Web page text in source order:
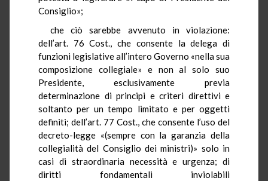
Consiglio»;
che ciò sarebbe avvenuto in violazione:
dell’art. 76 Cost., che consente la delega di
funzioni legislative all’intero Governo «nella sua
composizione collegiale» e non al solo suo
Presidente, esclusivamente previa
determinazione di principi e criteri direttivi e
soltanto per un tempo limitato e per oggetti
definiti; dell’art. 77 Cost., che consente l’uso del
decreto-legge «(sempre con la garanzia della
collegialità del Consiglio dei ministri)» solo in
casi di straordinaria necessità e urgenza; di
diritti fondamentali inviolabili